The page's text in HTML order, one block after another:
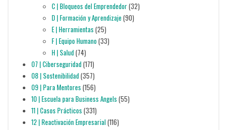
C | Bloqueos del Emprendedor(32)
D | Formación y Aprendizaje (90)
E | Herramientas (25)
F | Equipo Humano(33)
H | Salud(74)
07 | Ciberseguridad(171)
08 | Sostenibilidad(357)
09 | Para Mentores (156)
10 | Escuela para Business Angels (55)
11 | Casos Prácticos (331)
12 | Reactivación Empresarial(116)